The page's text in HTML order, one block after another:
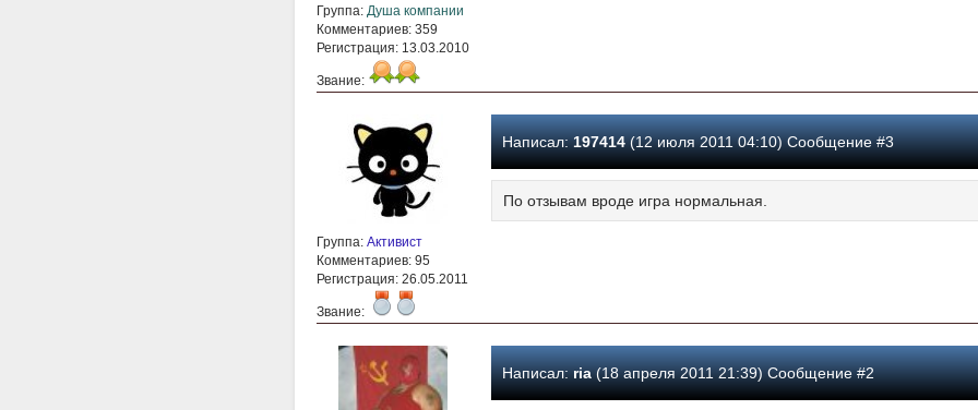
Группа: Душа компании
Комментариев: 359
Регистрация: 13.03.2010
Звание:
Группа: Активист
Комментариев: 95
Регистрация: 26.05.2011
Звание:
Написал: 197414(12 июля 2011 04:10) Сообщение #3
По отзывам вроде игра нормальная.
Написал: ria(18 апреля 2011 21:39) Сообщение #2